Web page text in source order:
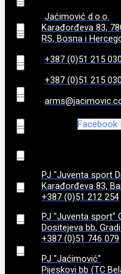
92(0)
( 0)
97(0)
8+1(0)
3,22(0)
3,3(0)
3,45(0)
3,6(0)
173(0)
182(0)
187( 0)
192(0)
195(0)
Jaćimović d.o.o.
Karađorđeva 83,
RS, Bosna i
+387 (0)51 215 030
+387 (0)51 215 030
Facebook
PJ "Juventa sport
Karađorđeva 83,
+387 (0)51 212 254
PJ "Juventa sport"
Dositejeva bb,
+387 (0)51 746 079
PJ "Jaćimović"
Pijeskovi bb (TC